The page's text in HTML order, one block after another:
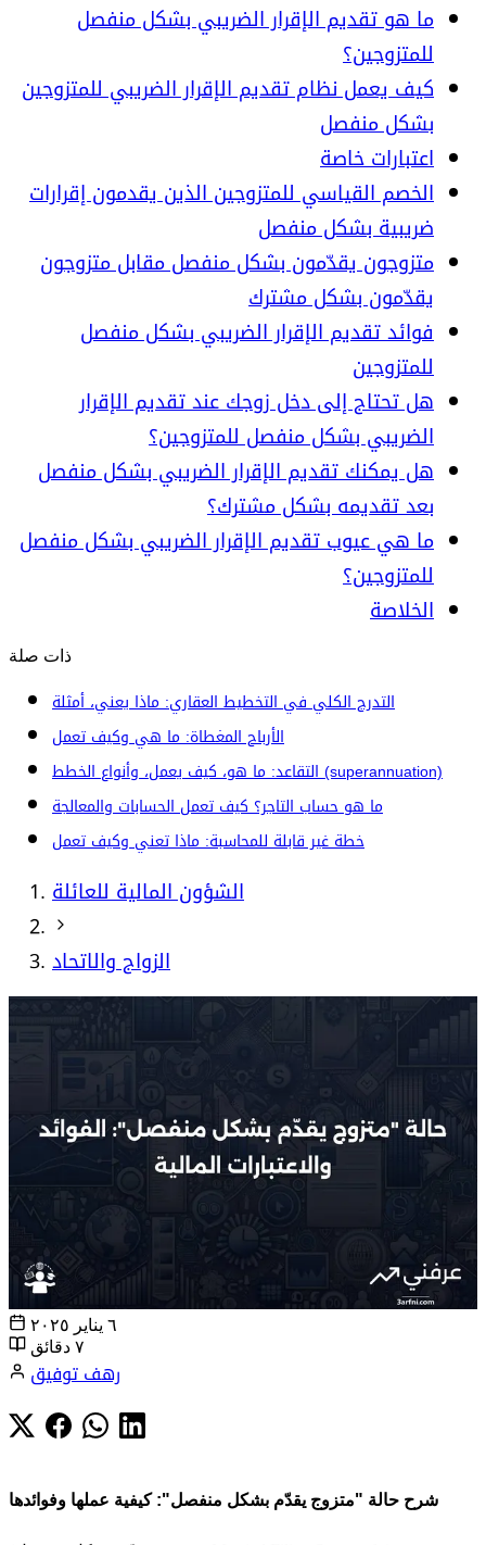
ما هو تقديم الإقرار الضريبي بشكل منفصل
للمتزوجين؟
كيف يعمل نظام تقديم الإقرار الضريبي للمتزوجين
بشكل منفصل
اعتبارات خاصة
الخصم القياسي للمتزوجين الذين يقدمون إقرارات
ضريبية بشكل منفصل
متزوجون يقدّمون بشكل منفصل مقابل متزوجون
يقدّمون بشكل مشترك
فوائد تقديم الإقرار الضريبي بشكل منفصل
للمتزوجين
هل تحتاج إلى دخل زوجك عند تقديم الإقرار
الضريبي بشكل منفصل للمتزوجين؟
هل يمكنك تقديم الإقرار الضريبي بشكل منفصل
بعد تقديمه بشكل مشترك؟
ما هي عيوب تقديم الإقرار الضريبي بشكل منفصل
للمتزوجين؟
الخلاصة
ذات صلة
التدرج الكلي في التخطيط العقاري: ماذا يعني، أمثلة
الأرباح المغطاة: ما هي وكيف تعمل
التقاعد: ما هو، كيف يعمل، وأنواع الخطط (superannuation)
ما هو حساب التاجر؟ كيف تعمل الحسابات والمعالجة
خطة غير قابلة للمحاسبة: ماذا تعني وكيف تعمل
الشؤون المالية للعائلة
الزواج والاتحاد
٦ يناير ٢٠٢٥
٧ دقائق
رهف توفيق
شرح حالة "متزوج يقدّم بشكل منفصل": كيفية عملها وفوائدها